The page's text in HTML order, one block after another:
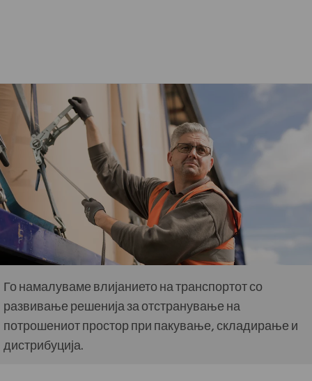
Го намалуваме влијанието на транспортот со
развивање решенија за отстранување на
потрошениот простор при пакување, складирање и
дистрибуција.